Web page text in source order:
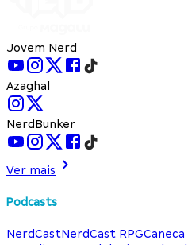
Jovem Nerd
Azaghal
NerdBunker
Ver mais
Podcasts
NerdCastNerdCast RPGCaneca